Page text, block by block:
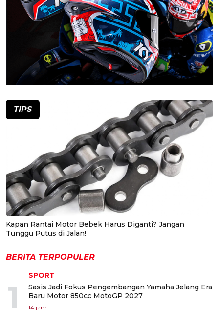
TIPS
Kapan Rantai Motor Bebek Harus Diganti? Jangan
Tunggu Putus di Jalan!
BERITA TERPOPULER
1
SPORT
Sasis Jadi Fokus Pengembangan Yamaha Jelang Era
Baru Motor 850cc MotoGP 2027
14 jam